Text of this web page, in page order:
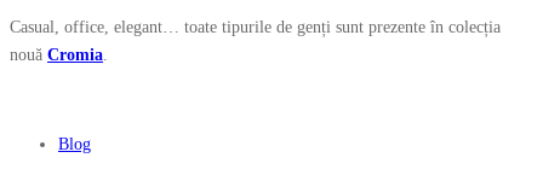
Casual, office, elegant… toate tipurile de genți sunt prezente în colecția
nouă Cromia.
Blog